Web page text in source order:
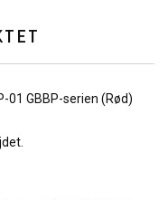
01 GBBP-serien (Rød)